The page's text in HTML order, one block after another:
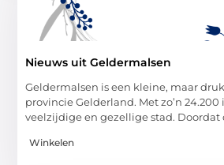
Nieuws uit Geldermalsen
Geldermalsen is een kleine, maar
provincie Gelderland. Met zo’n
veelzijdige en gezellige stad. Doordat
Winkelen